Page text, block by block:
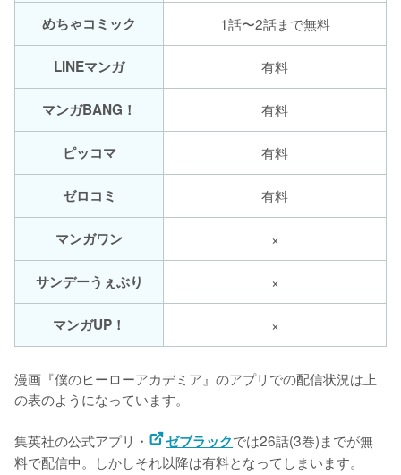
めちゃコミック 1話〜2話まで無料
LINEマンガ 有料
マンガBANG！ 有料
ピッコマ 有料
ゼロコミ 有料
マンガワン ×
サンデーうぇぶり ×
マンガUP！ ×
漫画『僕のヒーローアカデミア』のアプリでの配信状況は上
の表のようになっています。
集英社の公式アプリ・ ゼブラックでは26話(3巻)までが無
料で配信中。しかしそれ以降は有料となってしまいます。